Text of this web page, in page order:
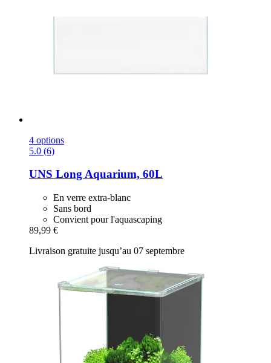
4 options
5.0 (6)
UNS Long Aquarium, 60L
En verre extra-blanc
Sans bord
Convient pour l'aquascaping
89,99 €
Livraison gratuite jusqu’au 07 septembre